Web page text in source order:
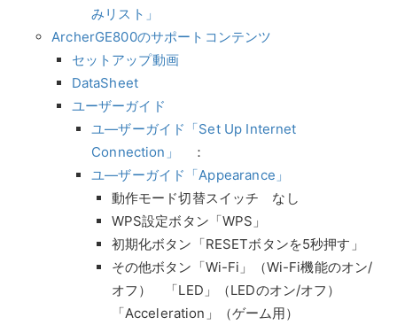
みリスト」
ArcherGE800のサポートコンテンツ
セットアップ動画
DataSheet
ユーザーガイド
ユ―ザーガイド「Set Up Internet
Connection」
：
ユ―ザーガイド「Appearance」
動作モード切替スイッチ なし
WPS設定ボタン「WPS」
初期化ボタン「RESETボタンを5秒押す」
その他ボタン「Wi-Fi」（Wi-Fi機能のオン/
オフ） 「LED」（LEDのオン/オフ）
「Acceleration」（ゲーム用）